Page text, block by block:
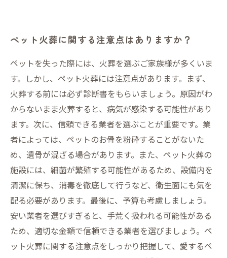
ペット火葬に関する注意点はありますか？
ペットを失った際には、火葬を選ぶご家族様が多くいま
す。しかし、ペット火葬には注意点があります。まず、
火葬する前には必ず診断書をもらいましょう。原因がわ
からないまま火葬すると、病気が感染する可能性があり
ます。次に、信頼できる業者を選ぶことが重要です。業
者によっては、ペットのお骨を粉砕することがないた
め、遺骨が混ざる場合があります。また、ペット火葬の
施設には、細菌が繁殖する可能性があるため、設備内を
清潔に保ち、消毒を徹底して行うなど、衛生面にも気を
配る必要があります。最後に、予算も考慮しましょう。
安い業者を選びすぎると、手荒く扱われる可能性がある
ため、適切な金額で信頼できる業者を選びましょう。ペ
ット火葬に関する注意点をしっかり把握して、愛するペ